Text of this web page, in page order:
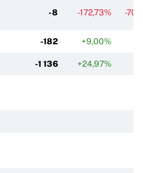
-8 -172,73% -
-182 +9,00%
-1 136 +24,97%